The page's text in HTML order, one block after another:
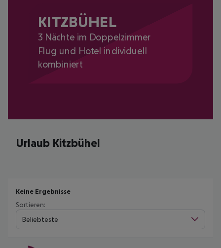
KITZBÜHEL
3 Nächte im Doppelzimmer
Flug und Hotel individuell
kombiniert
Urlaub Kitzbühel
Keine Ergebnisse
Sortieren:
Beliebteste